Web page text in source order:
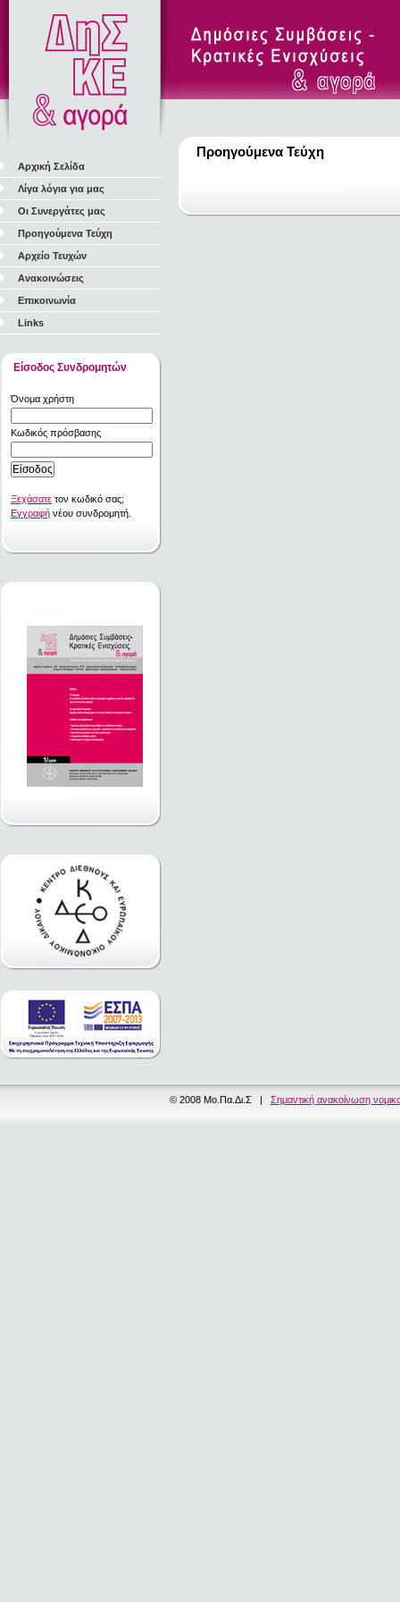
Αρχική Σελίδα
Λίγα λόγια για μας
Οι Συνεργάτες μας
Προηγούμενα Τεύχη
Αρχείο Τευχών
Ανακοινώσεις
Επικοινωνία
Links
Είσοδος Συνδρομητών
Όνομα χρήστη
Κωδικός πρόσβασης
Ξεχάσατε τον κωδικό σας;
Εγγραφή νέου συνδρομητή.
Προηγούμενα Τεύχη
© 2008 Μο.Πα.Δι.Σ | Σημαντική ανακοίνωση